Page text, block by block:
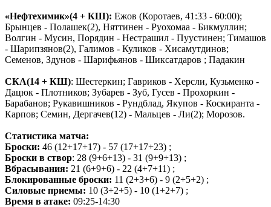
«Нефтехимик»(4 + КШ): Ежов (Коротаев, 41:33 - 60:00);
Брынцев - Полашек(2), Няттинен - Руохомаа - Бикмуллин;
Волгин - Мусин, Порядин - Нестрашил - Пуустинен; Тимашов
- Шарипзянов(2), Галимов - Куликов - Хисамутдинов;
Семенов, Здунов - Шарифьянов - Шиксатдаров ; Падакин
СКА(14 + КШ): Шестеркин; Гавриков - Херсли, Кузьменко -
Дацюк - Плотников; Зубарев - Зуб, Гусев - Прохоркин -
Барабанов; Рукавишников - Рундблад, Якупов - Коскиранта -
Карпов; Семин, Дергачев(12) - Мальцев - Ли(2); Морозов.
Статистика матча:
Броски: 46 (12+17+17) - 57 (17+17+23) ;
Броски в створ: 28 (9+6+13) - 31 (9+9+13) ;
Вбрасывания: 21 (6+9+6) - 22 (4+7+11) ;
Блокированные броски: 11 (2+3+6) - 9 (2+5+2) ;
Силовые приемы: 10 (3+2+5) - 10 (1+2+7) ;
Время в атаке: 09:25-14:30